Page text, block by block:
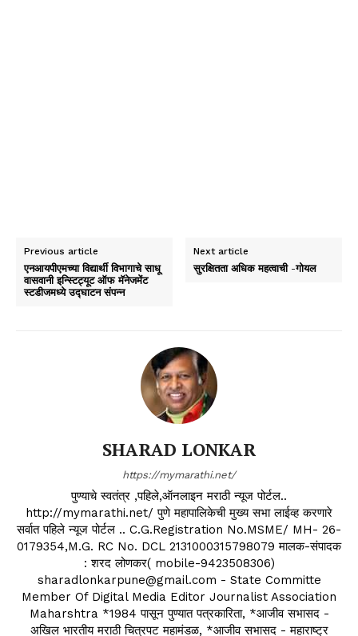
Previous article
एनआयपीएमच्या विद्यार्थी विभागाचे साधू
वासवानी इन्स्टिट्यूट ऑफ मॅनेजमेंट
स्टडीजमध्ये उद्घाटन संपन्न
Next article
सुरक्षितता अधिक महत्वाची -गोयल
SHARAD LONKAR
https://mymarathi.net/
पुण्याचे स्वतंत्र ,पहिले,ऑनलाइन मराठी न्यूज पोर्टल..
http://mymarathi.net/ पुणे महापालिकेची मुख्य सभा लाईव्ह करणारे
सर्वात पहिले न्यूज पोर्टल .. C.G.Registration No.MSME/ MH- 26-
0179354,M.G. RC No. DCL 2131000315798079 मालक-संपादक
: शरद लोणकर( mobile-9423508306)
sharadlonkarpune@gmail.com - State Committe
Member Of Digital Media Editor Journalist Association
Maharshtra *1984 पासून पुण्यात पत्रकारिता, *आजीव सभासद -
अखिल भारतीय मराठी चित्रपट महामंडळ, *आजीव सभासद - महाराष्ट्र